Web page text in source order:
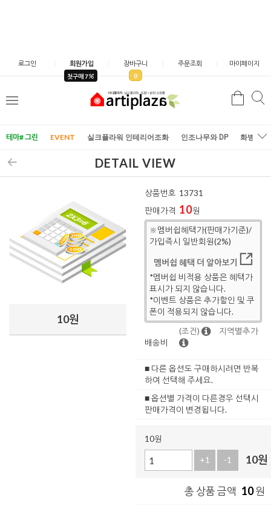
로그인 회원가입
첫구매 7
장바구니
0
주문조회 마이페이지
메
검
테마# 그린 EVENT 실크플라워 인테리어조화 인조나무와 DP 화병/화
DETAIL VIEW
10원
상품번호 13731
판매가격 10원
※멤버쉽혜택가(판매가기준)/
가입즉시 일반회원(2%)
멤버쉽 혜택 더 알아보기
*멤버쉽 비적용 상품은 혜택가
표시가 되지 않습니다.
*이벤트 상품은 추가할인 및 쿠
폰이 적용되지 않습니다.
배송비
(조건) 지역별추가
■ 다른 옵션도 구매하시려면 반복
하여 선택해 주세요.
■ 옵션별 가격이 다른경우 선택시
판매가격이 변경됩니다.
10원
+1 -1 10원
총 상품 금액 10원